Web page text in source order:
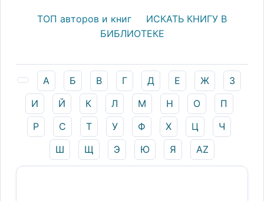
ТОП авторов и книг
ИСКАТЬ КНИГУ В
БИБЛИОТЕКЕ
А Б В Г Д Е Ж
З
И
Й К Л М Н О
П
Р
С Т У Ф Х Ц
Ч
Ш
Щ Э Ю Я AZ